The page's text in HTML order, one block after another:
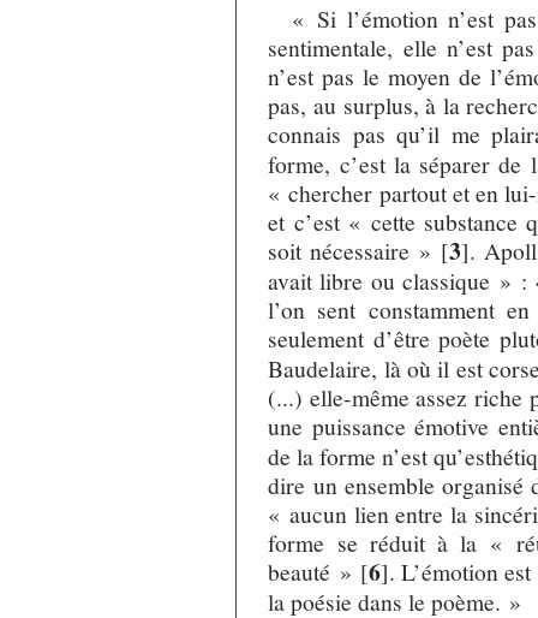
« Si l’émotion n’est
sentimentale, elle n’est
n’est pas le moyen de
pas, au surplus, à la
connais pas qu’il me
forme, c’est la séparer de
« chercher partout et en
et c’est « cette
soit nécessaire » [3].
avait libre ou classique »
l’on sent constamment
seulement d’être poète
Baudelaire, là où il est
(...) elle-même assez riche
une puissance émotive
de la forme n’est
dire un ensemble organisé
« aucun lien entre la
forme se réduit à la «
beauté » [6]. L’émotion
la poésie dans le poème. »